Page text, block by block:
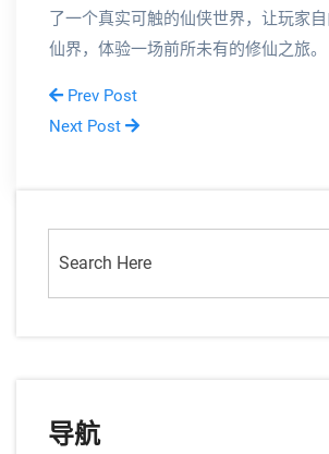
了一个真实可触的仙侠世界，让玩家
仙界，体验一场前所未有的修仙之旅。
Prev Post
Next Post
导航